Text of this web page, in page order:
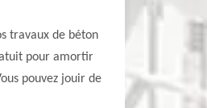
travaux de béton
pour amortir
pouvez jouir de